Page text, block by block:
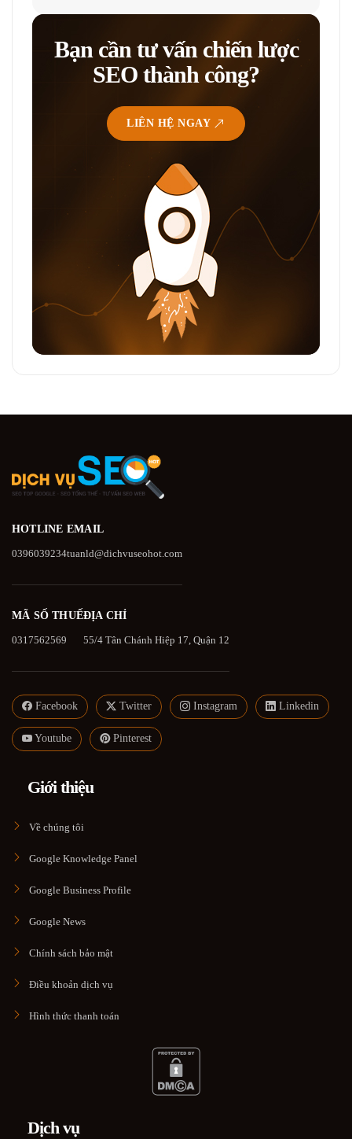
Bạn cần tư vấn chiến lược
SEO thành công?
LIÊN HỆ NGAY
HOTLINE
0396039234
EMAIL
tuanld@dichvuseohot.com
MÃ SỐ THUẾ
0317562569
ĐỊA CHỈ
55/4 Tân Chánh Hiệp 17, Quận 12
Facebook Twitter Instagram Linkedin
Youtube Pinterest
Giới thiệu
Về chúng tôi
Google Knowledge Panel
Google Business Profile
Google News
Chính sách bảo mật
Điều khoản dịch vụ
Hình thức thanh toán
Dịch vụ